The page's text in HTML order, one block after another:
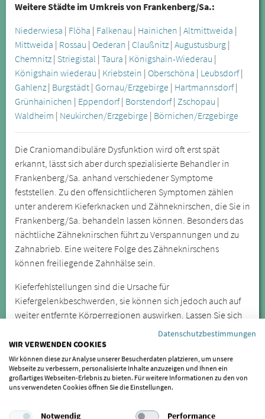
Weitere Städte im Umkreis von Frankenberg/Sa.:
Niederwiesa | Flöha | Falkenau | Hainichen | Altmittweida |
Mittweida | Rossau | Oederan | Claußnitz | Augustusburg |
Chemnitz | Striegistal | Taura | Königshain-Wiederau |
Königshain wiederau | Kriebstein | Oberschöna | Leubsdorf|
Gahlenz | Burgstädt | Gornau/Erzgebirge | Hartmannsdorf|
Grünhainichen | Eppendorf| Borstendorf| Zschopau |
Waldheim | Neukirchen/Erzgebirge | Börnichen/Erzgebirge
Die Craniomandibuläre Dysfunktion wird oft erst spät
erkannt, lässt sich aber durch spezialisierte Behandler in
Frankenberg/Sa. anhand verschiedener Symptome
feststellen. Zu den offensichtlicheren Symptomen zählen
unter anderem Kieferknacken und Zähneknirschen, die Sie in
Frankenberg/Sa. behandeln lassen können. Besonders das
nächtliche Zähneknirschen führt zu Verspannungen und zu
Zahnabrieb. Eine weitere Folge des Zähneknirschens
können freiliegende Zahnhälse sein.
Kieferfehlstellungen sind die Ursache für
Kiefergelenkbeschwerden, sie können sich jedoch auch auf
weiter entfernte Körperregionen auswirken. Lassen Sie sich
daher bei wiederkehrenden oder anhaltenden Symptomen
von einem Spezialisten für CMD untersuchen.
Datenschutzbestimmungen
WIR VERWENDEN COOKIES
Wir können diese zur Analyse unserer Besucherdaten platzieren, um unsere
Webseite zu verbessern, personalisierte Inhalte anzuzeigen und Ihnen ein
großartiges Webseiten-Erlebnis zu bieten. Für weitere Informationen zu den von
uns verwendeten Cookies öffnen Sie die Einstellungen.
Notwendig
Performance